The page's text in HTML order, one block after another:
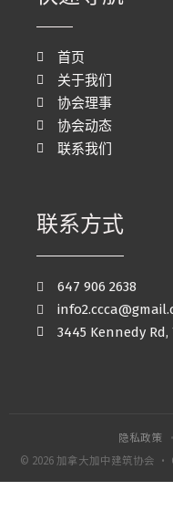
首页
关于我们
协会理事
协会动态
联系我们
联系方式
647 906 2638
3445 Kennedy Rd,
隐私政策 ·
© 2026 加拿大加中建筑协会 ·